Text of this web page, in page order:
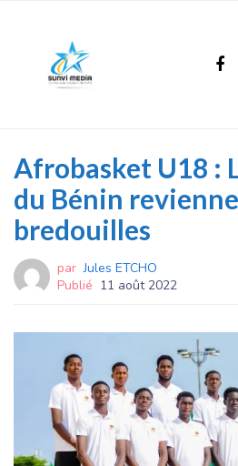
Afrobasket U18 :
du Bénin
bredouilles
par Jules ETCHO
Publié 11 août 2022